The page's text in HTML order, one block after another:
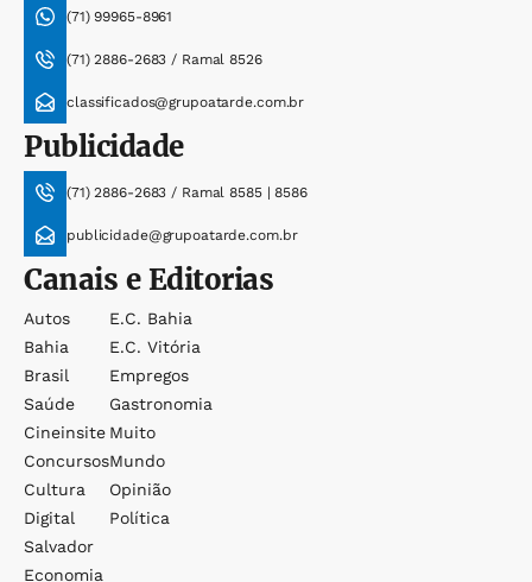
(71) 99965-8961
(71) 2886-2683 / Ramal 8526
classificados@grupoatarde.com.br
Publicidade
(71) 2886-2683 / Ramal 8585 | 8586
publicidade@grupoatarde.com.br
Canais e Editorias
Autos
Bahia
Brasil
Saúde
Cineinsite
Concursos
Cultura
Digital
Salvador
Economia
E.c. Bahia
E.c. Vitória
Empregos
Gastronomia
Muito
Mundo
Opinião
Política